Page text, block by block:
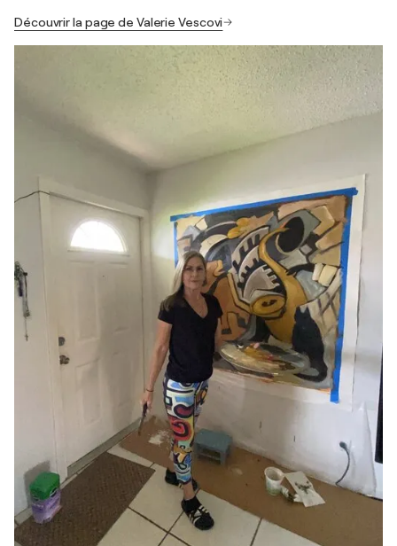
Découvrir la page de Valerie Vescovi